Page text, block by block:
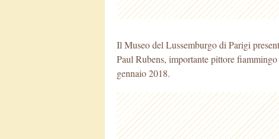
Il Museo del Lussemburgo di Parigi
Paul Rubens, importante pittore
gennaio 2018.